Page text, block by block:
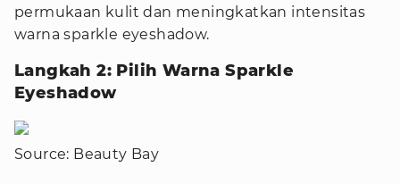
permukaan kulit dan meningkatkan intensitas
warna sparkle eyeshadow.
Langkah 2: Pilih Warna Sparkle
Eyeshadow
Source: Beauty Bay